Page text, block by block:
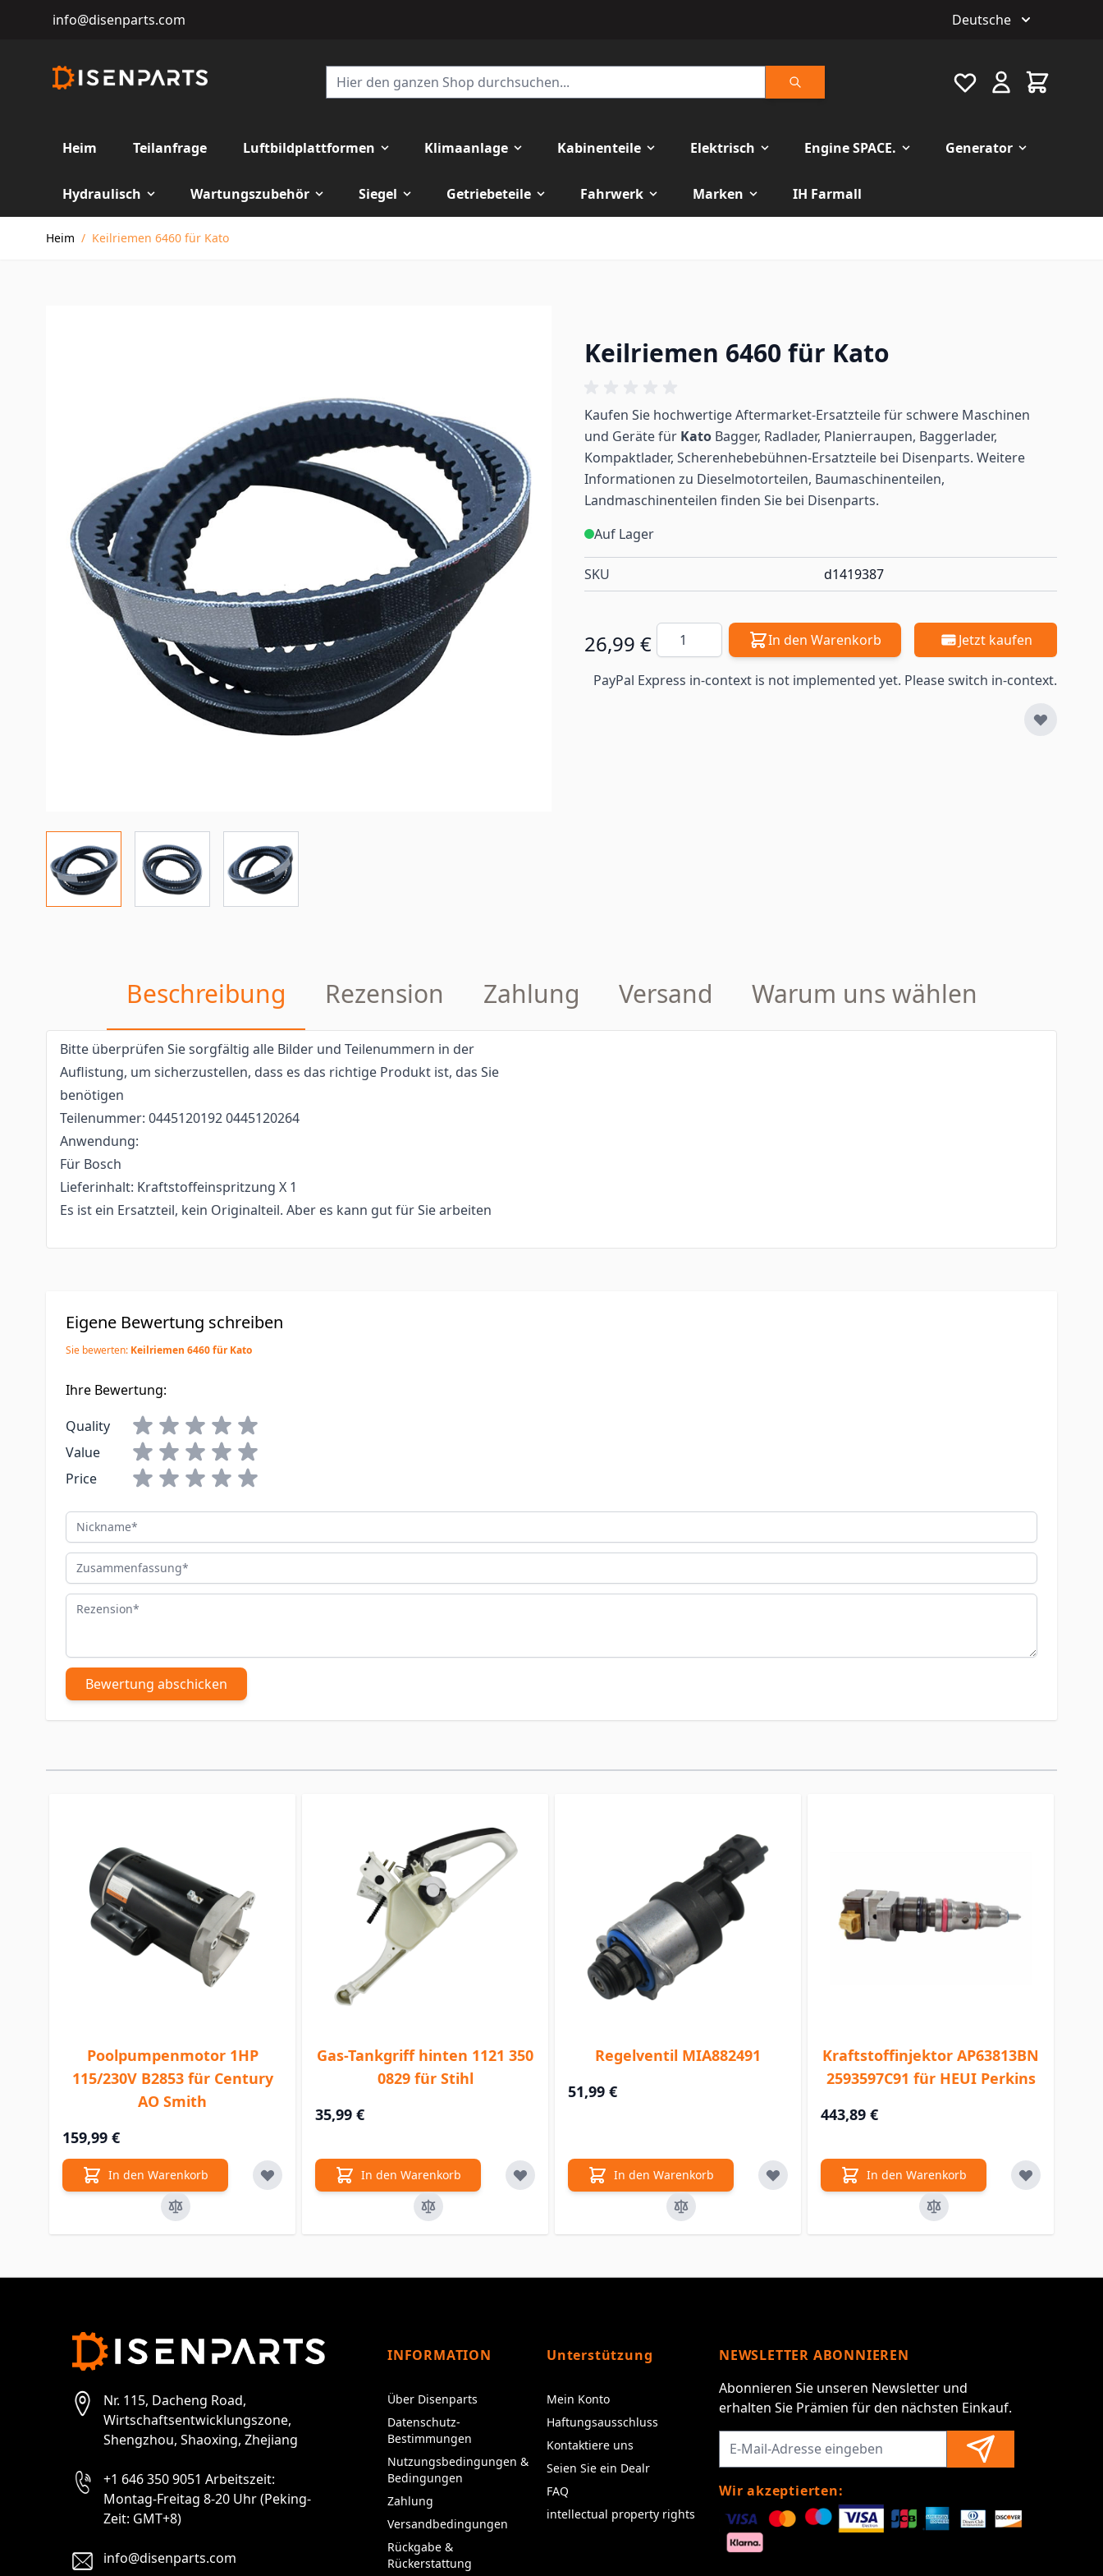
info@disenparts.com Deutsche
Suche
Favourite Warenkorb
Heim Teilanfrage Luftbildplattformen Klimaanlage Kabinenteile Elektrisch Engine SPACE. Generator
Hydraulisch Wartungszubehör Siegel Getriebeteile Fahrwerk Marken
IH Farmall
Heim / Keilriemen 6460 für Kato
Keilriemen 6460 für Kato
Kaufen Sie hochwertige Aftermarket-Ersatzteile für schwere Maschinen
und Geräte für Kato Bagger, Radlader, Planierraupen, Baggerlader,
Kompaktlader, Scherenhebebühnen-Ersatzteile bei Disenparts. Weitere
Informationen zu Dieselmotorteilen, Baumaschinenteilen,
Landmaschinenteilen finden Sie bei Disenparts.
Auf Lager
SKU d1419387
26,99 € Menge In den Warenkorb Jetzt kaufen
PayPal Express in-context is not implemented yet. Please switch in-context.
Beschreibung Rezension Zahlung Versand Warum uns wählen
Bitte überprüfen Sie sorgfältig alle Bilder und Teilenummern in der
Auflistung, um sicherzustellen, dass es das richtige Produkt ist, das Sie
benötigen
Teilenummer: 0445120192 0445120264
Anwendung:
Für Bosch
Lieferinhalt: Kraftstoffeinspritzung X 1
Es ist ein Ersatzteil, kein Originalteil. Aber es kann gut für Sie arbeiten
Eigene Bewertung schreiben
Sie bewerten: Keilriemen 6460 für Kato
Ihre Bewertung:
Quality
Value
Price
Nickname
Zusammenfassung
Rezension
Bewertung abschicken
Poolpumpenmotor 1HP
115/230V B2853 für Century
AO Smith
159,99 €
In den Warenkorb
Gas-Tankgriff hinten 1121 350
0829 für Stihl
35,99 €
In den Warenkorb
Regelventil MIA882491
51,99 €
In den Warenkorb
Kraftstoffinjektor AP63813BN
2593597C91 für HEUI Perkins
443,89 €
In den Warenkorb
Nr. 115, Dacheng Road,
Wirtschaftsentwicklungszone,
Shengzhou, Shaoxing, Zhejiang
+1 646 350 9051 Arbeitszeit:
Montag-Freitag 8-20 Uhr (Peking-
Zeit: GMT+8)
info@disenparts.com
INFORMATION
Über Disenparts
Datenschutz-
Bestimmungen
Nutzungsbedingungen &
Bedingungen
Zahlung
Versandbedingungen
Rückgabe &
Rückerstattung
Unterstützung
Mein Konto
Haftungsausschluss
Kontaktiere uns
Seien Sie ein Dealr
FAQ
intellectual property rights
NEWSLETTER ABONNIEREN
Abonnieren Sie unseren Newsletter und
erhalten Sie Prämien für den nächsten Einkauf.
Wir akzeptierten: